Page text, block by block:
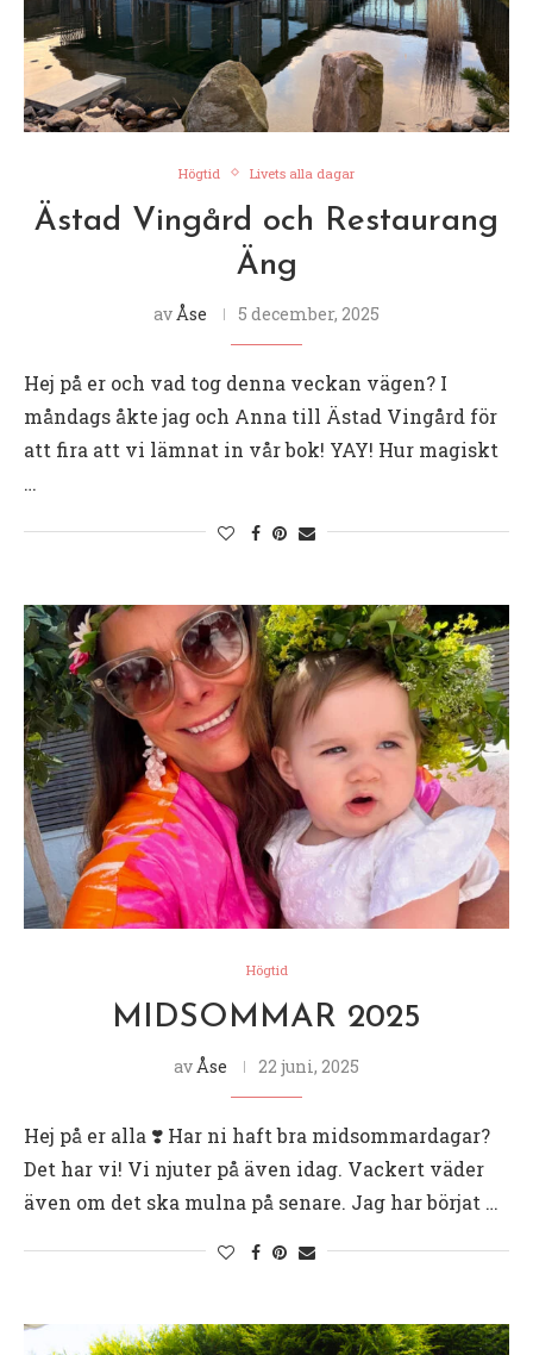
Högtid Livets alla dagar
Ästad Vingård och Restaurang
Äng
av Åse 5 december, 2025
Hej på er och vad tog denna veckan vägen? I
måndags åkte jag och Anna till Ästad Vingård för
att fira att vi lämnat in vår bok! YAY! Hur magiskt
…
Högtid
MIDSOMMAR 2025
av Åse 22 juni, 2025
Hej på er alla ❣️ Har ni haft bra midsommardagar?
Det har vi! Vi njuter på även idag. Vackert väder
även om det ska mulna på senare. Jag har börjat …